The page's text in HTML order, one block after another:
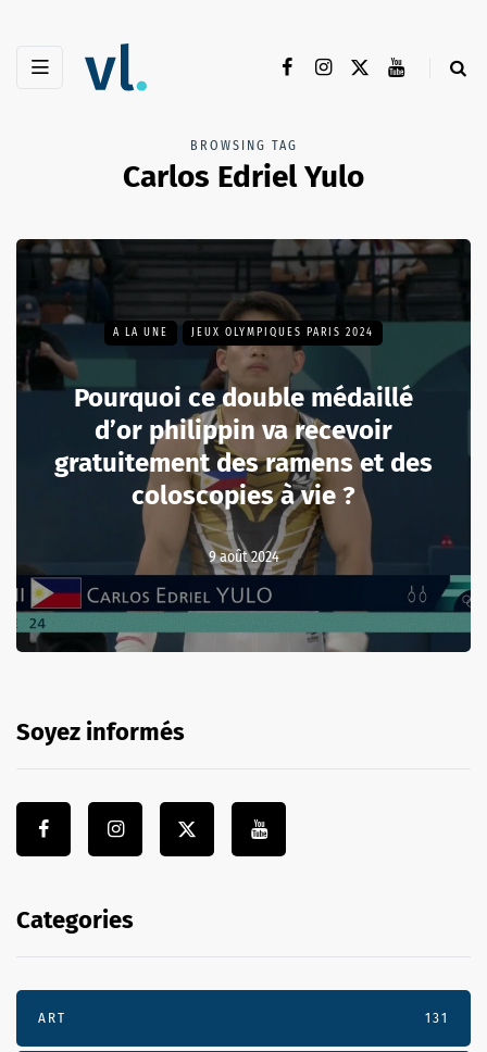
BROWSING TAG
Carlos Edriel Yulo
A LA UNE JEUX OLYMPIQUES PARIS 2024
Pourquoi ce double médaillé
d’or philippin va recevoir
gratuitement des ramens et des
coloscopies à vie ?
9 août 2024
Soyez informés
Categories
ART 131